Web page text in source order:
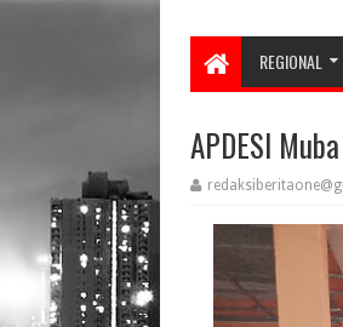
REGIONAL
APDESI